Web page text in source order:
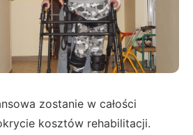
zostanie w całości
kosztów rehabilitacji.